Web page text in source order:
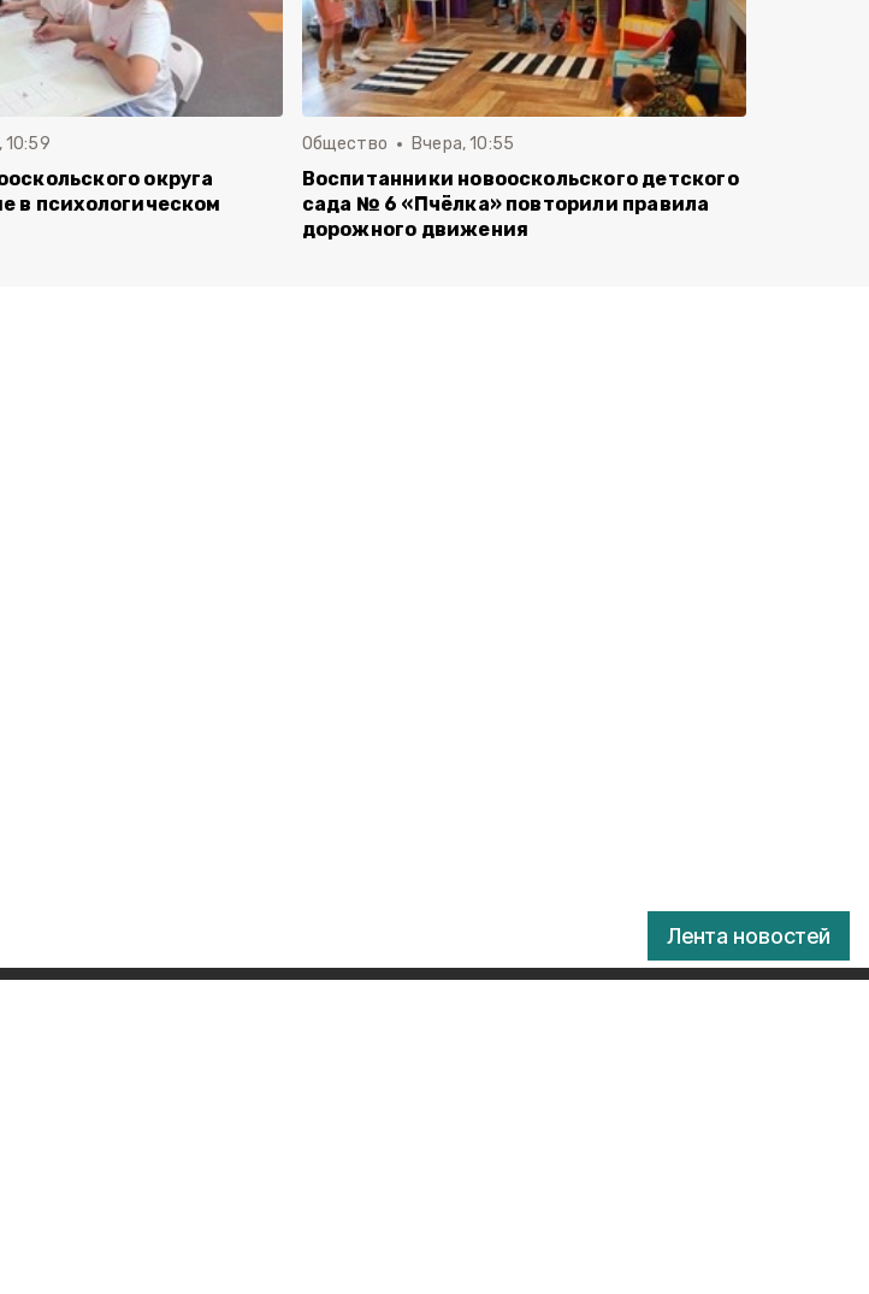
Лента новостей
10:59
округа
в психологическом
Общество Вчера, 10:55
Воспитанники новооскольского детского
сада № 6 «Пчёлка» повторили правила
дорожного движения